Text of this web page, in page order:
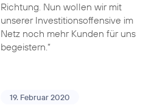
Richtung. Nun wollen wir mit
unserer Investitionsoffensive im
Netz noch mehr Kunden für uns
begeistern.“
19. Februar 2020